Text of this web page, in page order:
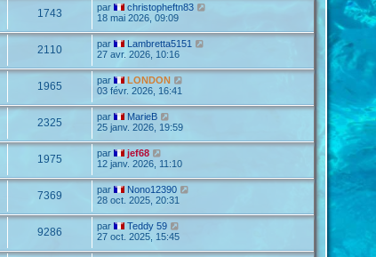
1743 par
christopheftn83
18 mai 2026, 09:09
2110 par
Lambretta5151
27 avr. 2026, 10:16
1965 par
LONDON
03 févr. 2026, 16:41
2325 par
MarieB
25 janv. 2026, 19:59
1975 par
jef68
12 janv. 2026, 11:10
7369 par
Nono12390
28 oct. 2025, 20:31
9286 par
Teddy 59
27 oct. 2025, 15:45